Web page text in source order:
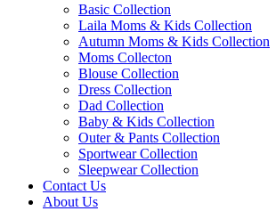
Basic Collection
Laila Moms & Kids Collection
Autumn Moms & Kids Collection
Moms Collecton
Blouse Collection
Dress Collection
Dad Collection
Baby & Kids Collection
Outer & Pants Collection
Sportwear Collection
Sleepwear Collection
Contact Us
About Us